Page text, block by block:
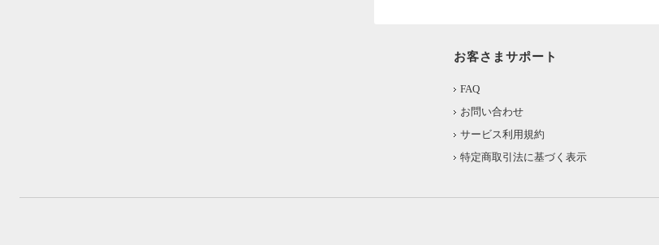
お客さまサポート
FAQ
お問い合わせ
サービス利用規約
特定商取引法に基づく表示